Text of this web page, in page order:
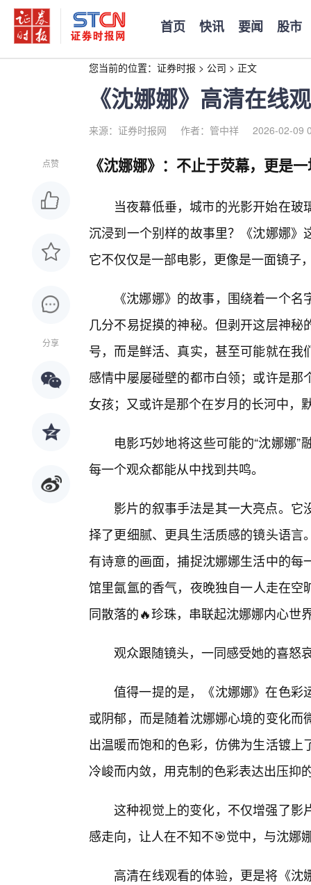
首页 快讯 要闻 股市
您当前的位置： 证券时报 > 公司 > 正文
《沈娜娜》高清在线
来源：证券时报网 作者：管中祥 2026-02-09
点赞
分享
《沈娜娜》：不止于荧幕，更是
当夜幕低垂，城市的光影开始在
沉浸到一个别样的故事里？《沈娜娜
它不仅仅是一部电影，更像是一面镜子
《沈娜娜》的故事，围绕着一个
几分不易捉摸的神秘。但剥开这层神
号，而是鲜活、真实，甚至可能就在
感情中屡屡碰壁的都市白领；或许是
女孩；又或许是那个在岁月的长河中，
电影巧妙地将这些可能的“沈娜娜
每一个观众都能从中找到共鸣。
影片的叙事手法是其一大亮点。
择了更细腻、更具生活质感的镜头语
有诗意的画面，捕捉沈娜娜生活中的
馆里氤氲的香气，夜晚独自一人走在
同散落的🔥珍珠，串联起沈娜娜内心世
观众跟随镜头，一同感受她的喜怒
值得一提的是，《沈娜娜》在色彩
或阴郁，而是随着沈娜娜心境的变化
出温暖而饱和的色彩，仿佛为生活镀
冷峻而内敛，用克制的色彩表达出压抑
这种视觉上的变化，不仅增强了影
感走向，让人在不知不🎯觉中，与沈娜
高清在线观看的体验，更是将《